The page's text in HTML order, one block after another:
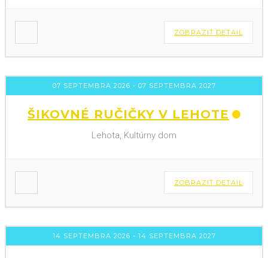
ZOBRAZIŤ DETAIL
07 SEPTEMBRA 2026 - 07 SEPTEMBRA 2027
ŠIKOVNÉ RUČIČKY V LEHOTE
Lehota, Kultúrny dom
ZOBRAZIŤ DETAIL
14 SEPTEMBRA 2026 - 14 SEPTEMBRA 2027